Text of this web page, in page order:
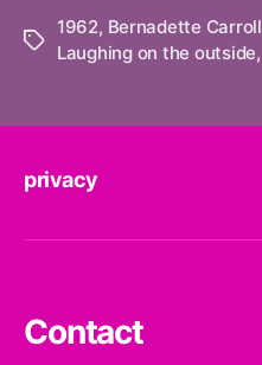
Tags
1962, Bernadette Carroll
Laughing on the outside,
privacy
Contact